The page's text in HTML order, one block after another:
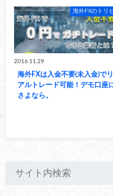
海外FXのトリ
2016.11.29
海外FXは入金不要(未入金)でリ
アルトレード可能！デモ口座
さよなら。